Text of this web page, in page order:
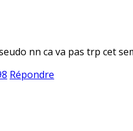
nn ca va pas trp cet
Répondre